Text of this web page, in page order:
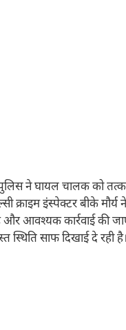
ने घायल चालक को
क्राइम इंस्पेक्टर बीके
और आवश्यक कार्रवाई की
स्थिति साफ दिखाई दे रही है।